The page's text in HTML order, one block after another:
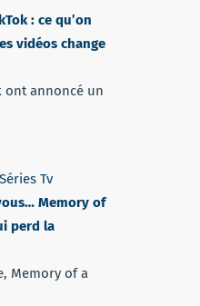
: ce qu’on
vidéos change
ont annoncé un
Séries Tv
Memory of
perd la
Memory of a